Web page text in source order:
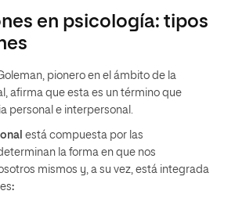
en psicología: tipos
pionero en el ámbito de la
afirma que esta es un término que
personal e interpersonal.
está compuesta por las
la forma en que nos
mismos y, a su vez, está integrada
: